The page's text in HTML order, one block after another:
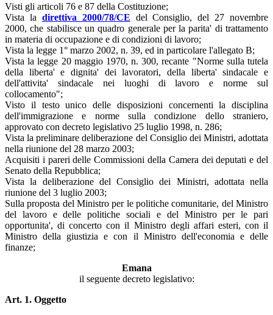
Visti gli articoli 76 e 87 della Costituzione;
Vista la direttiva 2000/78/CE del Consiglio, del 27 novembre
2000, che stabilisce un quadro generale per la parita' di trattamento
in materia di occupazione e di condizioni di lavoro;
Vista la legge 1° marzo 2002, n. 39, ed in particolare l'allegato B;
Vista la legge 20 maggio 1970, n. 300, recante "Norme sulla tutela
della liberta' e dignita' dei lavoratori, della liberta' sindacale e
dell'attivita' sindacale nei luoghi di lavoro e norme sul
collocamento";
Visto il testo unico delle disposizioni concernenti la disciplina
dell'immigrazione e norme sulla condizione dello straniero,
approvato con decreto legislativo 25 luglio 1998, n. 286;
Vista la preliminare deliberazione del Consiglio dei Ministri, adottata
nella riunione del 28 marzo 2003;
Acquisiti i pareri delle Commissioni della Camera dei deputati e del
Senato della Repubblica;
Vista la deliberazione del Consiglio dei Ministri, adottata nella
riunione del 3 luglio 2003;
Sulla proposta del Ministro per le politiche comunitarie, del Ministro
del lavoro e delle politiche sociali e del Ministro per le pari
opportunita', di concerto con il Ministro degli affari esteri, con il
Ministro della giustizia e con il Ministro dell'economia e delle
finanze;
Emana
il seguente decreto legislativo:
Art. 1. Oggetto